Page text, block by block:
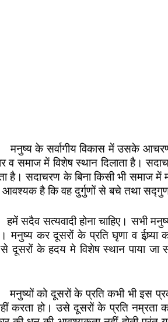
विकास में उसके आचरण की
व समाज में विशेष स्थान दिलाता है।
है। सदाचरण के बिना किसी भी समाज में
आवश्यक है कि वह दुर्गुणों से बचे तथा
होना चाहिए। सभी मनुष्यों में
मनुष्य कर दूसरों के प्रति घृणा व
दूसरों के हदय मे विशेष स्थान पाया
प्रति कभी भी इस प्रकार का
करता हो। उसे दूसरों के प्रति नम्रता